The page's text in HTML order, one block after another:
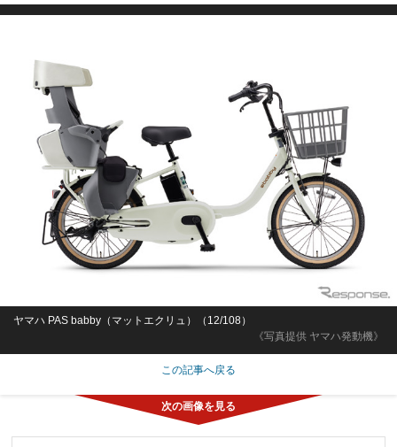
《写真提供 ヤマハ発動機》
ヤマハ PAS babby（マットエクリュ）（12/108）
この記事へ戻る